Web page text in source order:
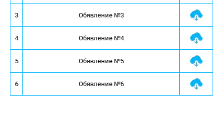
3 Обявление №3
4 Обявление №4
5 Обявление №5
6 Обявление №6